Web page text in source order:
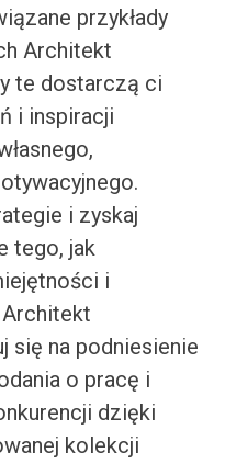
przykłady
Architekt
te dostarczą ci
i inspiracji
i zyskaj
tego, jak
i
się na podniesienie
o pracę i
dzięki
kolekcji